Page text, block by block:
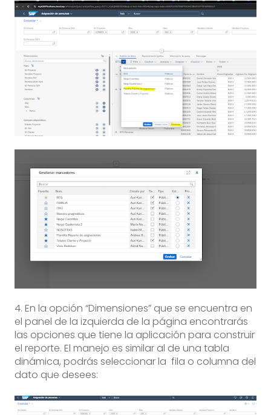
4. En la opción “Dimensiones” que se encuentra en
el panel de la izquierda de la página encontrarás
las opciones que tiene la aplicación para construir
el reporte. El manejo es similar al de una tabla
dinámica, podrás seleccionar la fila o columna del
dato que desees: